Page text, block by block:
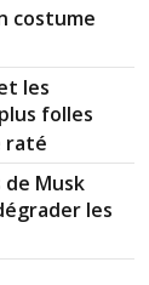
costume
les
folles
raté
Musk
les